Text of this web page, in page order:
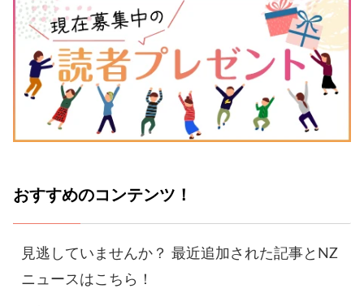
おすすめのコンテンツ！
見逃していませんか？ 最近追加された記事とNZ
ニュースはこちら！